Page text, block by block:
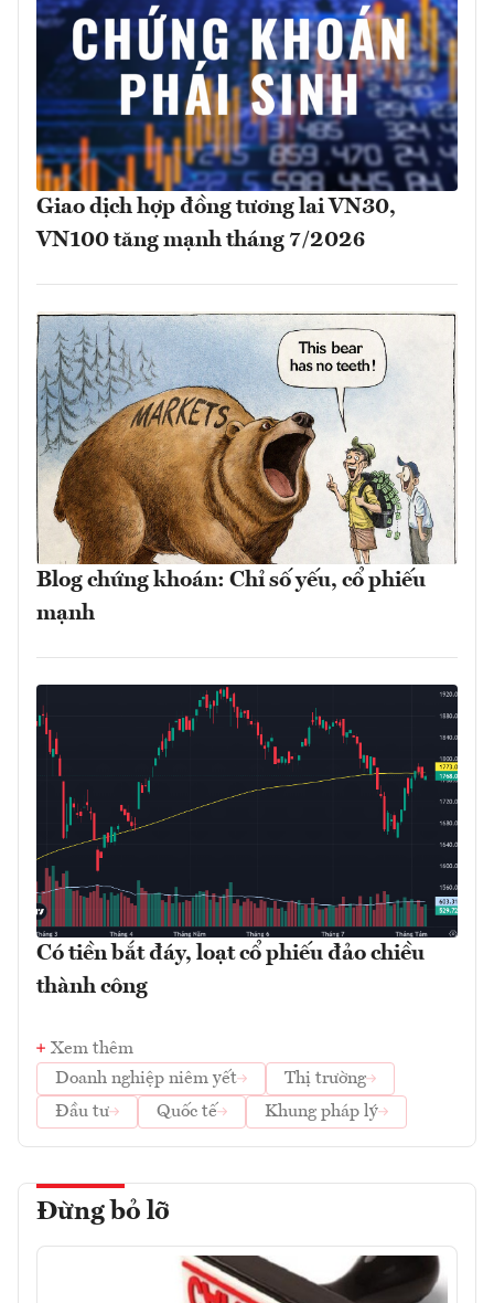
Giao dịch hợp đồng tương lai VN30,
VN100 tăng mạnh tháng 7/2026
Blog chứng khoán: Chỉ số yếu, cổ phiếu
mạnh
Có tiền bắt đáy, loạt cổ phiếu đảo chiều
thành công
Xem thêm
Doanh nghiệp niêm yết
Thị trường
Đầu tư
Quốc tế Khung pháp lý
Đừng bỏ lỡ